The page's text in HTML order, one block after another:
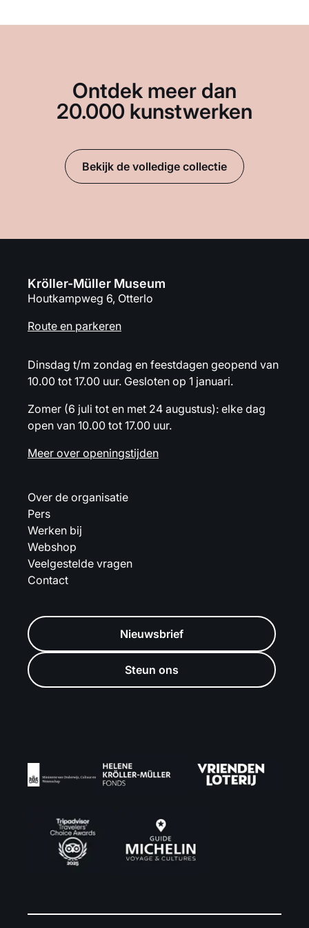
Ontdek meer dan
20.000 kunstwerken
Bekijk de volledige collectie
Kröller-Müller Museum
Houtkampweg 6, Otterlo
Route en parkeren
Dinsdag t/m zondag en feestdagen geopend van
10.00 tot 17.00 uur. Gesloten op 1 januari.
Zomer (6 juli tot en met 24 augustus): elke dag
open van 10.00 tot 17.00 uur.
Meer over openingstijden
Over de organisatie
Pers
Werken bij
Webshop
Veelgestelde vragen
Contact
Nieuwsbrief
Steun ons